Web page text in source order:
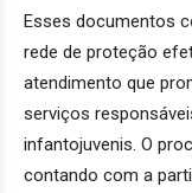
Esses documentos
rede de proteção
atendimento que
serviços
infantojuvenis. O
contando com a